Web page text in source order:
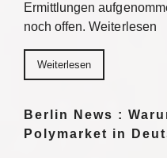
Ermittlungen
noch offen. Weiterlesen
Weiterlesen
Berlin News :
Polymarket in